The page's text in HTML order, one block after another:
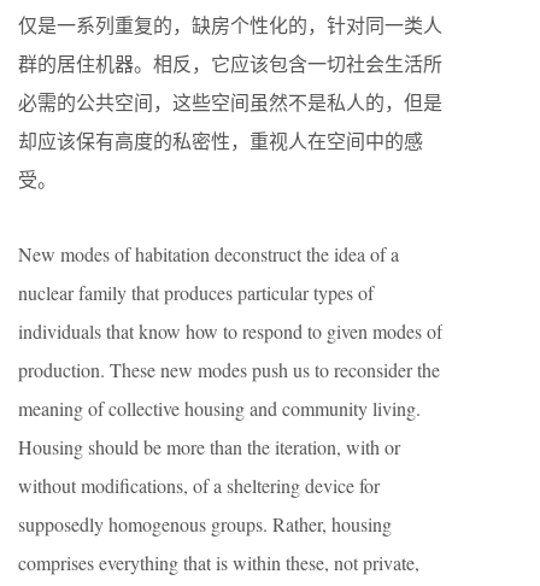
仅是一系列重复的，缺房个性化的，针对同一类人
群的居住机器。相反，它应该包含一切社会生活所
必需的公共空间，这些空间虽然不是私人的，但是
却应该保有高度的私密性，重视人在空间中的感
受。
New modes of habitation deconstruct the idea of a
nuclear family that produces particular types of
individuals that know how to respond to given modes of
production. These new modes push us to reconsider the
meaning of collective housing and community living.
Housing should be more than the iteration, with or
without modifications, of a sheltering device for
supposedly homogenous groups. Rather, housing
comprises everything that is within these, not private,